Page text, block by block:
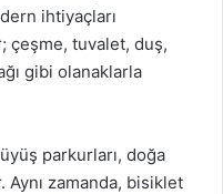
ihtiyaçları
çeşme, tuvalet, duş,
gibi olanaklarla
parkurları, doğa
zamanda, bisiklet